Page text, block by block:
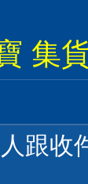
集
跟收